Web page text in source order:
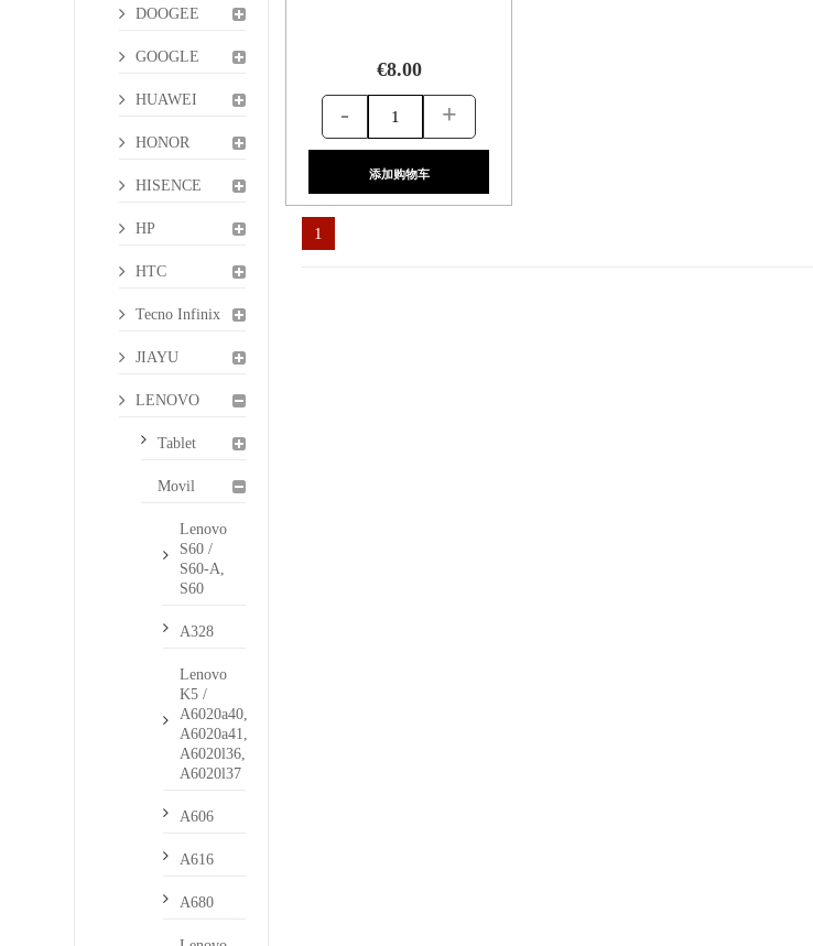
DOOGEE
GOOGLE
HUAWEI
HONOR
HISENCE
HP
HTC
Tecno Infinix
JIAYU
LENOVO
Tablet
Movil
Lenovo
S60 /
S60-A,
S60
A328
Lenovo
K5 /
A6020a40,
A6020a41,
A6020l36,
A6020l37
A606
A616
A680
€8.00
- +
添加购物车
1